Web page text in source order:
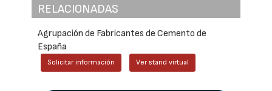
RELACIONADAS
Agrupación de Fabricantes de Cemento de
España
Solicitar información Ver stand virtual